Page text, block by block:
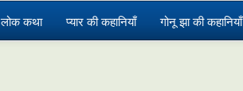
लोक कथा प्यार की कहानियाँ गोनू झा की कहानियाँ